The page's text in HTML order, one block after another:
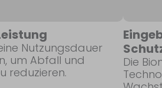
Nutzungsdauer
um Abfall und
reduzieren.
Die